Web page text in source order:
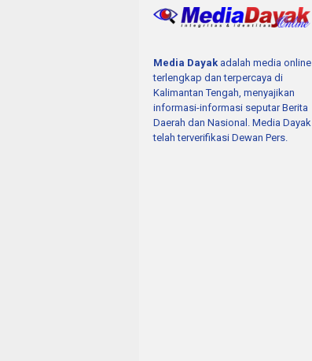
Media Dayak adalah media online
terlengkap dan terpercaya di
Kalimantan Tengah, menyajikan
informasi-informasi seputar Berita
Daerah dan Nasional. Media Dayak
telah terverifikasi Dewan Pers.